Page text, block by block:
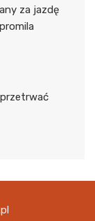
za jazdę